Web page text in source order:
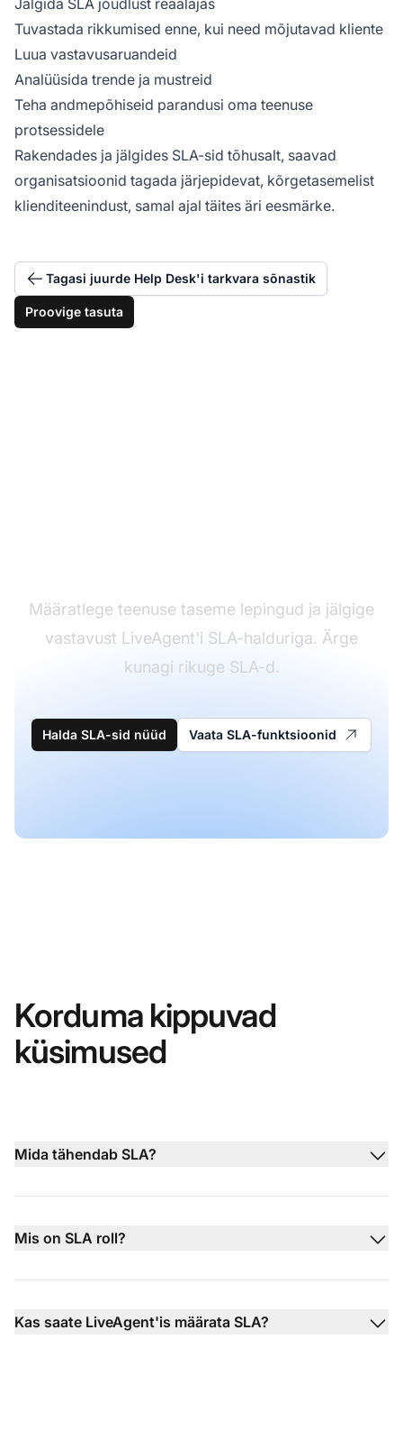
Tuvastada rikkumised enne, kui need mõjutavad kliente
Luua vastavusaruandeid
Analüüsida trende ja mustreid
Teha andmepõhiseid parandusi oma teenuse
protsessidele
Rakendades ja jälgides SLA-sid tõhusalt, saavad
organisatsioonid tagada järjepidevat, kõrgetasemelist
klienditeenindust, samal ajal täites äri eesmärke.
Tagasi juurde Help Desk'i tarkvara sõnastik
Proovige tasuta
Määratlege teenuse taseme lepingud ja jälgige
vastavust LiveAgent'i SLA-halduriga. Ärge
kunagi rikuge SLA-d.
Halda SLA-sid nüüd Vaata SLA-funktsioonid
Korduma kippuvad
küsimused
Mida tähendab SLA?
Mis on SLA roll?
Kas saate LiveAgent'is määrata SLA?